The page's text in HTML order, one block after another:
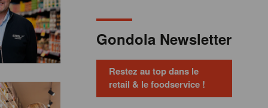
Gondola Newsletter
Restez au top dans le
retail & le foodservice !